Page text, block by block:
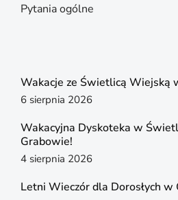
Pytania ogólne
Wakacje ze Świetlicą Wiejską
6 sierpnia 2026
Wakacyjna Dyskoteka w
Grabowie!
4 sierpnia 2026
Letni Wieczór dla Dorosłych w